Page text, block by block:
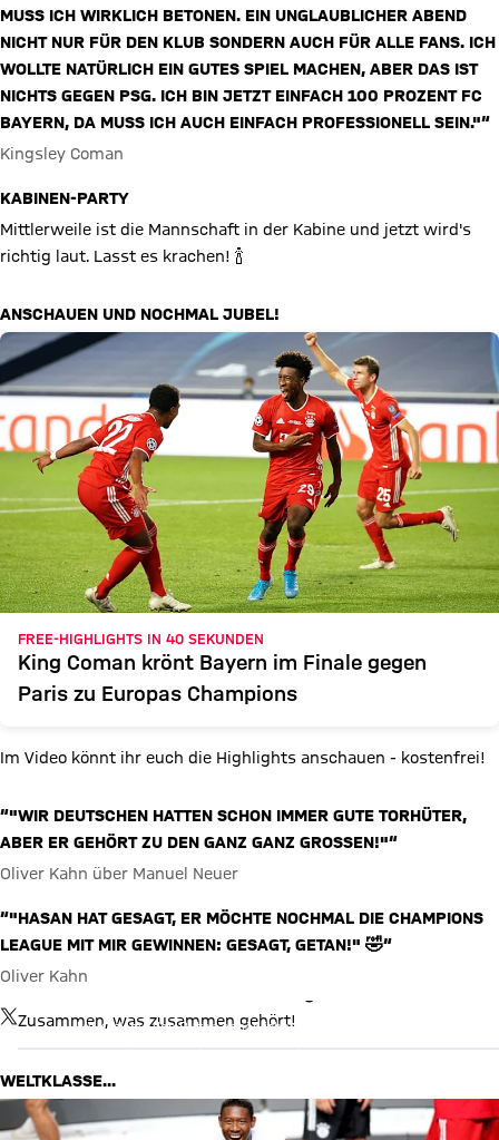
MUSS ICH WIRKLICH BETONEN. EIN UNGLAUBLICHER ABEND
NICHT NUR FÜR DEN KLUB SONDERN AUCH FÜR ALLE FANS. ICH
WOLLTE NATÜRLICH EIN GUTES SPIEL MACHEN, ABER DAS IST
NICHTS GEGEN PSG. ICH BIN JETZT EINFACH 100 PROZENT FC
BAYERN, DA MUSS ICH AUCH EINFACH PROFESSIONELL SEIN."“
Kingsley Coman
KABINEN-PARTY
Mittlerweile ist die Mannschaft in der Kabine und jetzt wird's
richtig laut. Lasst es krachen! 🍾
ANSCHAUEN UND NOCHMAL JUBEL!
FREE-HIGHLIGHTS IN 40 SEKUNDEN
King Coman krönt Bayern im Finale gegen
Paris zu Europas Champions
Im Video könnt ihr euch die Highlights anschauen - kostenfrei!
“"WIR DEUTSCHEN HATTEN SCHON IMMER GUTE TORHÜTER,
ABER ER GEHÖRT ZU DEN GANZ GANZ GROSSEN!"“
Oliver Kahn über Manuel Neuer
“"HASAN HAT GESAGT, ER MÖCHTE NOCHMAL DIE CHAMPIONS
LEAGUE MIT MIR GEWINNEN: GESAGT, GETAN!" 🤣“
Oliver Kahn
TWITTER-BEITRAG
Zusammen, was zusammen gehört!
Mit Klick auf den Button ermöglichen Sie es diesem sozialen
verarbeiten. Vorher kann das soziale Netzwerk keine Daten über
wird für alle Inhalte des sozialen Netzwerks auf unserer Website
gespeichert und Sie können dies jederzeit in derCookie-
Einwilligungslösungändern. Details:Datenschutzerklärung
WELTKLASSE...